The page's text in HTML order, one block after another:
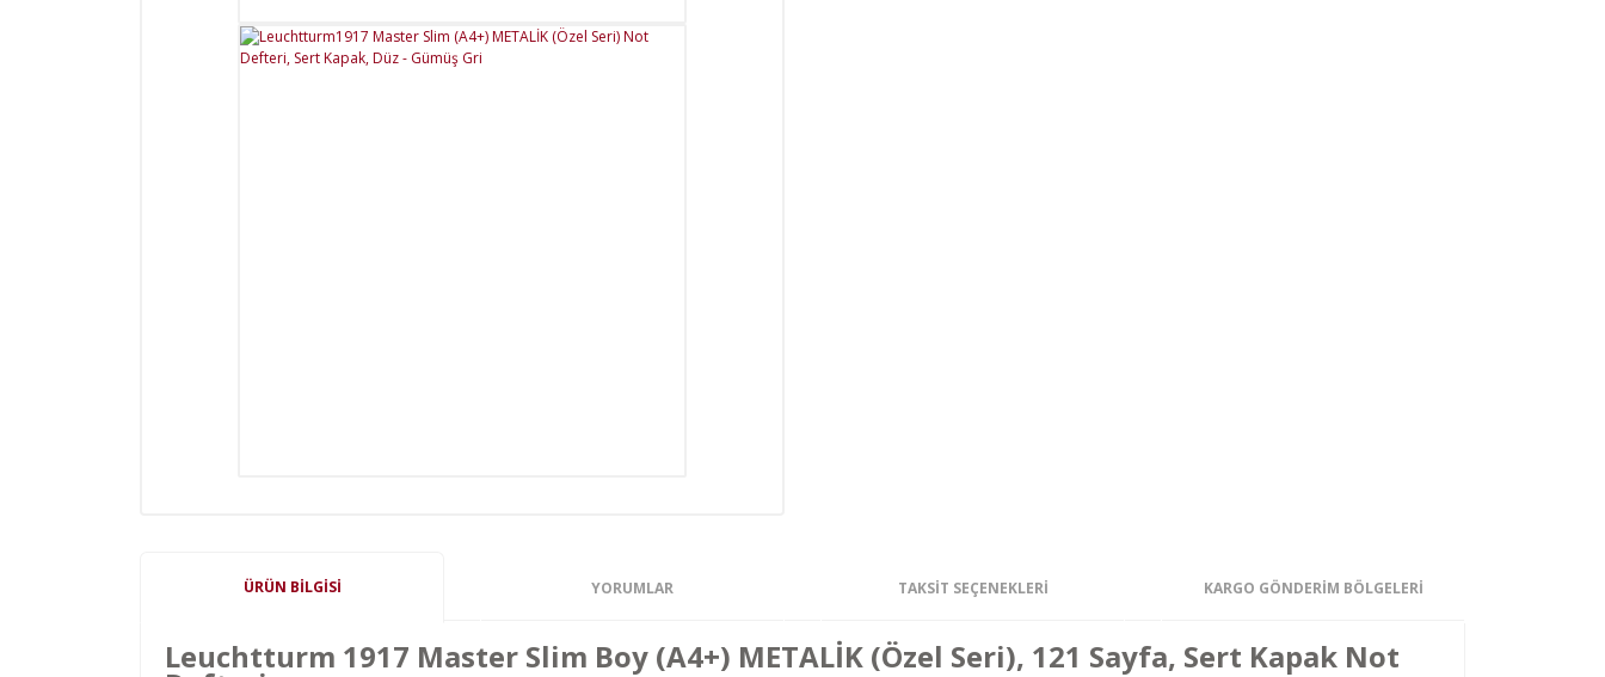
ÜRÜN BILGISI YORUMLAR TAKSIT SEÇENEKLERI KARGO GÖNDERİM BÖLGELERİ
Leuchtturm 1917 Master Slim Boy (A4+) METALİK (Özel Seri), 121 Sayfa, Sert Kapak Not